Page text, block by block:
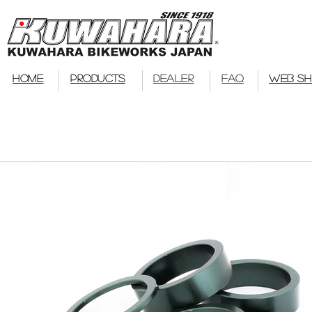
HOME PRODUCTS DEALER FAQ WEB